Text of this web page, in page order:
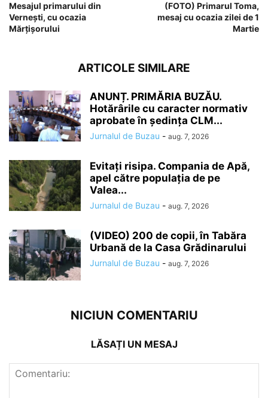
Mesajul primarului din
Vernești, cu ocazia
Mărțișorului
(FOTO) Primarul Toma,
mesaj cu ocazia zilei de 1
Martie
ARTICOLE SIMILARE
ANUNȚ. PRIMĂRIA BUZĂU.
Hotărârile cu caracter normativ
aprobate în ședința CLM...
Jurnalul de Buzau - aug. 7, 2026
Evitați risipa. Compania de Apă,
apel către populația de pe
Valea...
Jurnalul de Buzau - aug. 7, 2026
(VIDEO) 200 de copii, în Tabăra
Urbană de la Casa Grădinarului
Jurnalul de Buzau - aug. 7, 2026
NICIUN COMENTARIU
LĂSAȚI UN MESAJ